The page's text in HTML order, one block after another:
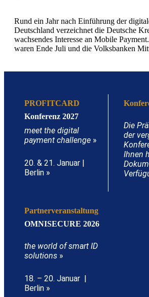
Rund ein Jahr nach Einführung der
Deutschland verzeichnet die Deutsche
wachsendes Interesse an Mobile
waren Ende Juli und die Volksbanken
PROFITCARD
Konferenz 2027
meet the digital
payment challenge »
20. & 21. Januar |
Berlin »
Die
der
Ihnen
Partnerveranstaltung
OMNISECURE 2026
the world of smart ID
solutions »
18. – 20. Januar |
Berlin »